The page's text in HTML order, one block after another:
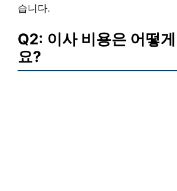
습니다.
Q2: 이사 비용은 어떻
요?